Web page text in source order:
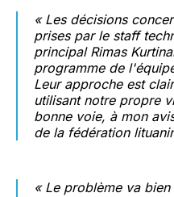
« Les décisions
prises par le staff
principal Rimas
programme de
Leur approche est
utilisant notre propre
bonne voie, à mon
de la fédération
« Le problème va